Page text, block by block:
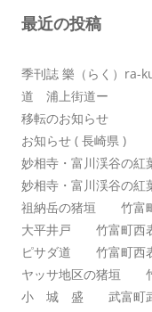
ョ
最近の投稿
季刊誌 樂（らく）
道 浦上街道ー
移転のお知らせ
お知らせ ( 長崎県 )
妙相寺・富川渓谷の
妙相寺・富川渓谷の
祖納岳の猪垣 竹富
大平井戸 竹富町西
ピサダ道 竹富町西
ヤッサ地区の猪垣
小 城 盛 武富町武